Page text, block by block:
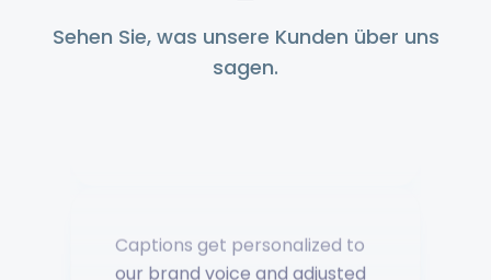
Sehen Sie, was unsere Kunden über uns
sagen.
question answered fast.
Music Poster Shop
our brand voice and adjusted
per platform — not generic